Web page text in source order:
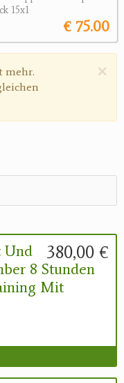
15x1
€ 75.00
×
mehr.
380,00 €
Und
8 Stunden
Mit